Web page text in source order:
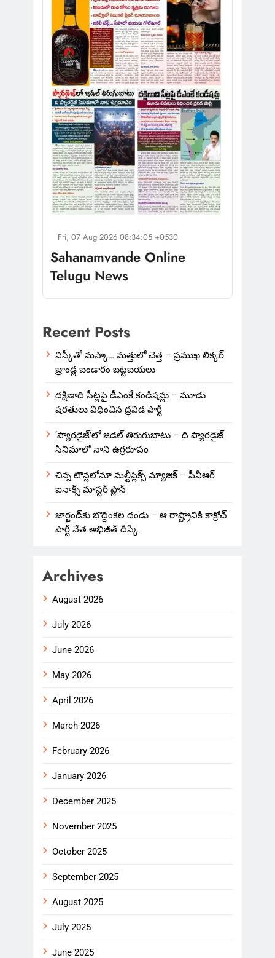
Fri, 07 Aug 2026 08:34:05 +0530
Sahanamvande Online
Telugu News
Recent Posts
విస్కీతో మస్కా… మత్తులో చెత్త – ప్రముఖ లిక్కర్
బ్రాండ్ల బండారం బట్టబయలు
దక్షిణాది సీట్లపై డీఎంకే కండిషన్లు – మూడు
షరతులు విధించిన ద్రవిడ పార్టీ
‘ప్యారడైజ్’లో జడల్ తిరుగుబాటు – ది ప్యారడైజ్
సినిమాలో నాని ఉగ్రరూపం
చిన్న టౌన్లలోనూ మల్టీప్లెక్స్‌ మ్యాజిక్ – పీవీఆర్
ఐనాక్స్ మాస్టర్ ప్లాన్
జార్ఖండ్‌కు బొద్దింకల దండు – ఆ రాష్ట్రానికి కాక్రోచ్
పార్టీ నేత అభిజీత్ దీప్కే
Archives
August 2026
July 2026
June 2026
May 2026
April 2026
March 2026
February 2026
January 2026
December 2025
November 2025
October 2025
September 2025
August 2025
July 2025
June 2025